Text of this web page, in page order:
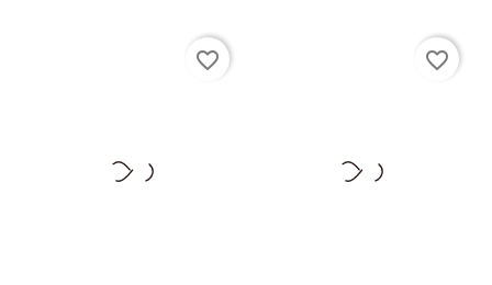
favorite_border favorite_border